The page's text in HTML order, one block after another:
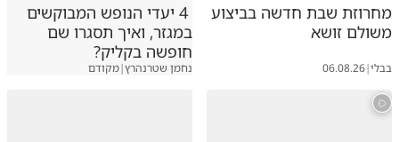
מחרוזת שבת חדשה בביצוע
משולם זושא
בבלי|
06.08.26
4 יעדי הנופש המבוקשים
במגזר, ואיך תסגרו שם
חופשה בקליק?
נחמן שטרנהרץ|מקודם